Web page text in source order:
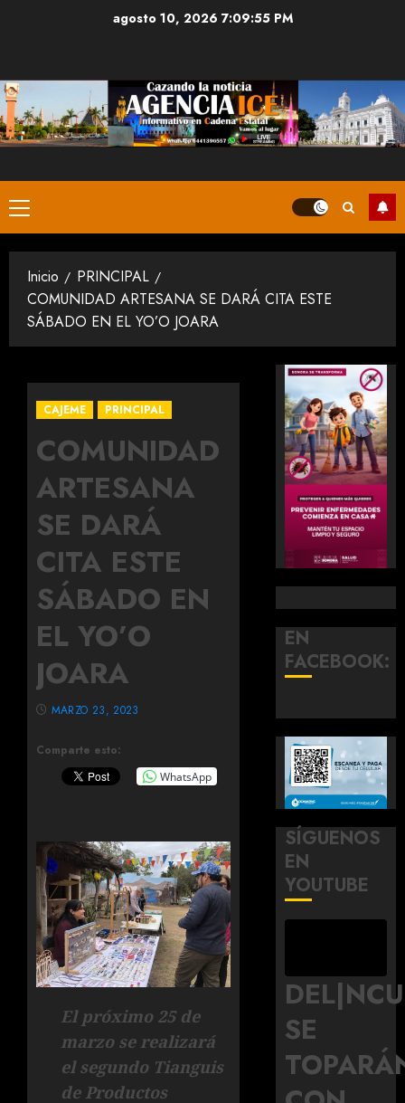
agosto 10, 2026 7:09:56 PM
Menú
principal
Inicio
PRINCIPAL
COMUNIDAD ARTESANA SE DARÁ CITA ESTE
SÁBADO EN EL YO’O JOARA
CAJEME PRINCIPAL
COMUNIDAD
ARTESANA
SE DARÁ
CITA ESTE
SÁBADO EN
EL YO’O
JOARA
Comparte esto:
WhatsApp
MARZO 23, 2023
El próximo 25 de
marzo se realizará
el segundo Tianguis
de Productos
EN
FACEBOOK:
SÍGUENOS
EN
YOUTUBE
SE